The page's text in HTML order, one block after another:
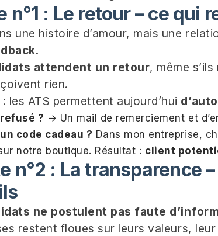
n°1 : Le retour – ce qui
une histoire d’amour, mais une
.
attendent un retour, même
rien.
les ATS permettent aujourd’hui
? → Un mail de remerciement et
code cadeau ? Dans mon entreprise,
notre boutique. Résultat : client
n°2 : La transparence
ne postulent pas faute
restent floues sur leurs valeurs,